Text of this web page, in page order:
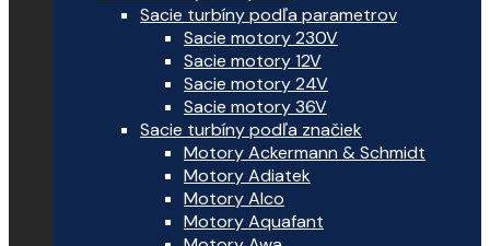
Sacie turbíny podľa parametrov
Sacie motory 230V
Sacie motory 12V
Sacie motory 24V
Sacie motory 36V
Sacie turbíny podľa značiek
Motory Ackermann & Schmidt
Motory Adiatek
Motory Alco
Motory Aquafant